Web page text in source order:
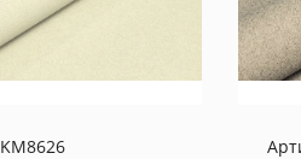
KM8626